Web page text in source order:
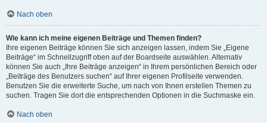
Nach oben
Wie kann ich meine eigenen Beiträge und Themen finden?
Ihre eigenen Beiträge können Sie sich anzeigen lassen, indem Sie „Eigene
Beiträge“ im Schnellzugriff oben auf der Boardseite auswählen. Alternativ
können Sie auch „Ihre Beiträge anzeigen“ in Ihrem persönlichen Bereich oder
„Beiträge des Benutzers suchen“ auf Ihrer eigenen Profilseite verwenden.
Benutzen Sie die erweiterte Suche, um nach von Ihnen erstellen Themen zu
suchen. Tragen Sie dort die entsprechenden Optionen in die Suchmaske ein.
Nach oben